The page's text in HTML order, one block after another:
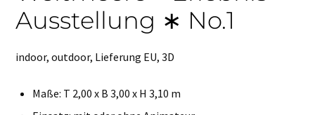
Ausstellung ∗ No.1
indoor, outdoor, Lieferung EU, 3D
Maße: T 2,00 x B 3,00 x H 3,10 m